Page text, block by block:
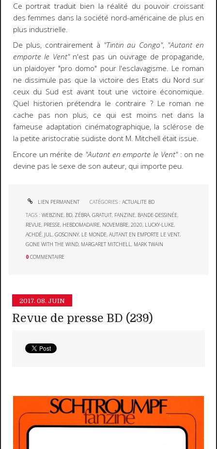
Ce portrait traduit bien la réalité du pouvoir croissant
des femmes dans la société nord-américaine de plus en
plus industrielle.
De plus, contrairement à "Tintin au Congo", "Autant en
emporte le Vent"n'est pas un ouvrage de propagande,
un plaidoyer "pro domo" pour l'esclavagisme. Le roman
ne dissimule pas que la victoire des Etats du Nord sur
ceux du Sud est avant tout une victoire économique.
Quel historien prétendra le contraire ? Le roman ne
cache pas non plus, ce qui est moins net dans la
fameuse adaptation cinématographique, la sclérose de
la petite aristocratie sudiste dont M. Mitchell était issue.
Encore un mérite de "Autant en emporte le Vent": on ne
devine pas le sexe de son auteur, qui importe peu.
LIEN PERMANENT CATÉGORIES :ACTUALITE BD
TAGS :WEBZINE, BD, ZÉBRA,GRATUIT, FANZINE, BANDE-DESSINÉE,
REVUE, PRESSE, HEBDOMADAIRE, NOVEMBRE,2020, LUCKY-LUKE,
ACHDÉ, JUL ,GOSCINNY, LE MONDE,AUTANT EN EMPORTE LE VENT,
GONE WITH THE WIND, MARGARET MITCHELL , MARK TWAIN
0 COMMENTAIRE
2017. 08. JUIN
Revue de presse BD (239)